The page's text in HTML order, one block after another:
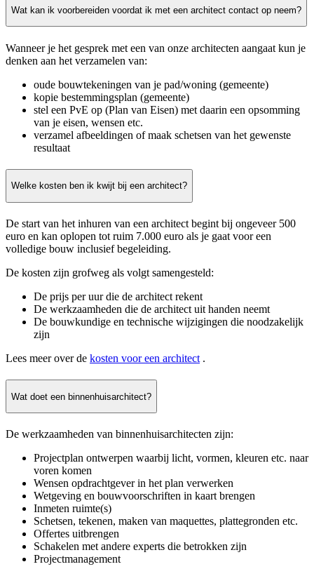
Wat kan ik voorbereiden voordat ik met een architect contact op neem?
Wanneer je het gesprek met een van onze architecten aangaat kun je
denken aan het verzamelen van:
oude bouwtekeningen van je pad/woning (gemeente)
kopie bestemmingsplan (gemeente)
stel een PvE op (Plan van Eisen) met daarin een opsomming
van je eisen, wensen etc.
verzamel afbeeldingen of maak schetsen van het gewenste
resultaat
Welke kosten ben ik kwijt bij een architect?
De start van het inhuren van een architect begint bij ongeveer 500
euro en kan oplopen tot ruim 7.000 euro als je gaat voor een
volledige bouw inclusief begeleiding.
De kosten zijn grofweg als volgt samengesteld:
De prijs per uur die de architect rekent
De werkzaamheden die de architect uit handen neemt
De bouwkundige en technische wijzigingen die noodzakelijk
zijn
Lees meer over de kosten voor een architect .
Wat doet een binnenhuisarchitect?
De werkzaamheden van binnenhuisarchitecten zijn:
Projectplan ontwerpen waarbij licht, vormen, kleuren etc. naar
voren komen
Wensen opdrachtgever in het plan verwerken
Wetgeving en bouwvoorschriften in kaart brengen
Inmeten ruimte(s)
Schetsen, tekenen, maken van maquettes, plattegronden etc.
Offertes uitbrengen
Schakelen met andere experts die betrokken zijn
Projectmanagement